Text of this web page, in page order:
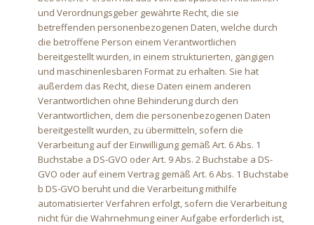
und Verordnungsgeber gewährte Recht, die sie
betreffenden personenbezogenen Daten, welche durch
die betroffene Person einem Verantwortlichen
bereitgestellt wurden, in einem strukturierten, gängigen
und maschinenlesbaren Format zu erhalten. Sie hat
außerdem das Recht, diese Daten einem anderen
Verantwortlichen ohne Behinderung durch den
Verantwortlichen, dem die personenbezogenen Daten
bereitgestellt wurden, zu übermitteln, sofern die
Verarbeitung auf der Einwilligung gemäß Art. 6 Abs. 1
Buchstabe a DS-GVO oder Art. 9 Abs. 2 Buchstabe a DS-
GVO oder auf einem Vertrag gemäß Art. 6 Abs. 1 Buchstabe
b DS-GVO beruht und die Verarbeitung mithilfe
automatisierter Verfahren erfolgt, sofern die Verarbeitung
nicht für die Wahrnehmung einer Aufgabe erforderlich ist,